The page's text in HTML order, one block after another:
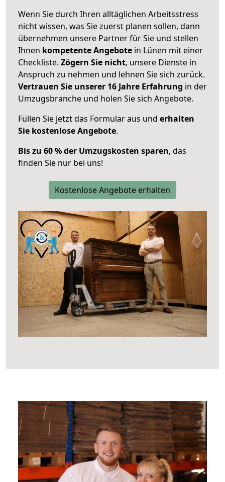
Wenn Sie durch Ihren alltäglichen Arbeitsstress
nicht wissen, was Sie zuerst planen sollen, dann
übernehmen unsere Partner für Sie und stellen
Ihnen kompetente Angebote in Lünen mit einer
Checkliste. Zögern Sie nicht, unsere Dienste in
Anspruch zu nehmen und lehnen Sie sich zurück.
Vertrauen Sie unserer 16 Jahre Erfahrung in der
Umzugsbranche und holen Sie sich Angebote.
Füllen Sie jetzt das Formular aus und erhalten
Sie kostenlose Angebote.
Bis zu 60 % der Umzugskosten sparen, das
finden Sie nur bei uns!
Kostenlose Angebote erhalten